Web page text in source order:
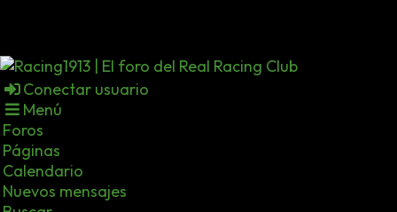
Conectar usuario
Menú
Foros
Páginas
Calendario
Nuevos mensajes